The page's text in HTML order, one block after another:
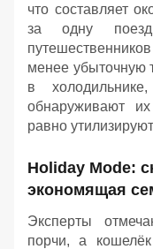
что составляет
за одну
менее убыточную
в
обнаруживают
равно
Holiday Mode:
экономящая
Эксперты
порчи, а